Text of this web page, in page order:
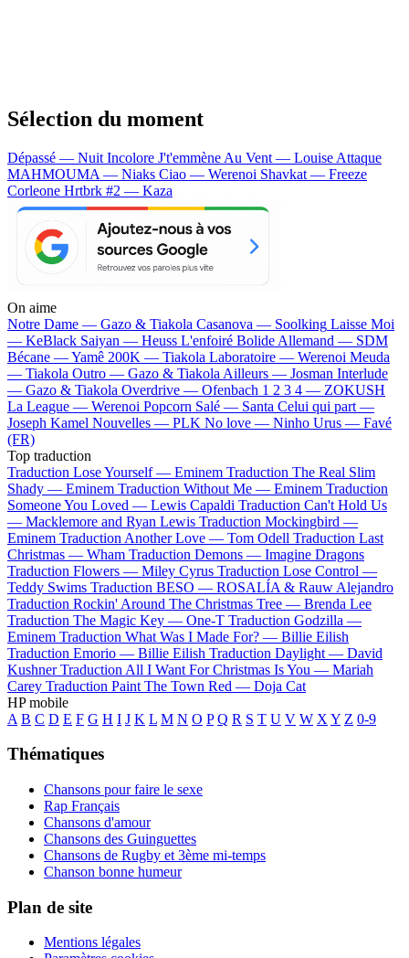
Sélection du moment
Dépassé — Nuit Incolore J't'emmène Au Vent — Louise Attaque
MAHMOUMA — Niaks Ciao — Werenoi Shavkat — Freeze
Corleone Hrtbrk #2 — Kaza
On aime
Notre Dame — Gazo & Tiakola Casanova — Soolking Laisse Moi
— KeBlack Saiyan — Heuss L'enfoiré Bolide Allemand — SDM
Bécane —Yamê 200K — Tiakola Laboratoire — Werenoi Meuda
— Tiakola Outro — Gazo & Tiakola Ailleurs — Josman Interlude
— Gazo & Tiakola Overdrive — Ofenbach 1 2 3 4 — ZOKUSH
La League — Werenoi Popcorn Salé — Santa Celui qui part —
Joseph Kamel Nouvelles — PLK No love — Ninho Urus — Favé
(FR)
Top traduction
Traduction Lose Yourself — Eminem Traduction The Real Slim
Shady — Eminem Traduction Without Me — Eminem Traduction
Someone You Loved — Lewis Capaldi Traduction Can't Hold Us
— Macklemore and Ryan Lewis Traduction Mockingbird —
Eminem Traduction Another Love — Tom Odell Traduction Last
Christmas — Wham Traduction Demons — Imagine Dragons
Traduction Flowers — Miley Cyrus Traduction Lose Control —
Teddy Swims Traduction BESO — ROSALÍA & Rauw Alejandro
Traduction Rockin' Around The Christmas Tree — Brenda Lee
Traduction The Magic Key — One-T Traduction Godzilla —
Eminem Traduction What Was I Made For? — Billie Eilish
Traduction Emorio — Billie Eilish Traduction Daylight — David
Kushner Traduction All I Want For Christmas Is You — Mariah
Carey Traduction Paint The Town Red — Doja Cat
HP mobile
A B C D E F G H I J K L M N O P Q R S T U V W X Y Z 0-9
Thématiques
Chansons pour faire le sexe
Rap Français
Chansons d'amour
Chansons des Guinguettes
Chansons de Rugby et 3ème mi-temps
Chanson bonne humeur
Plan de site
Mentions légales